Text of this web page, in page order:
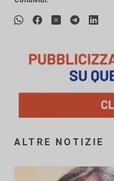
ALTRE NOTIZIE